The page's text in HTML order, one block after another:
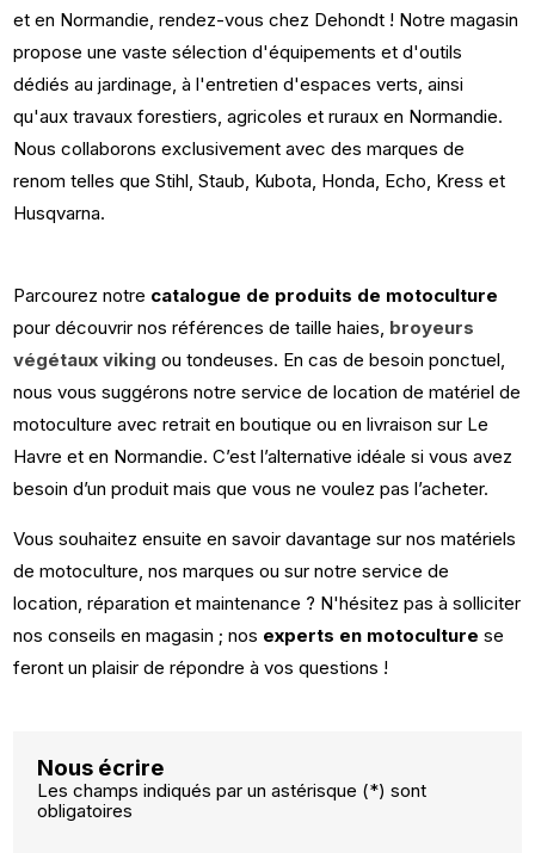
et en Normandie, rendez-vous chez Dehondt ! Notre magasin
propose une vaste sélection d'équipements et d'outils
dédiés au jardinage, à l'entretien d'espaces verts, ainsi
qu'aux travaux forestiers, agricoles et ruraux en Normandie.
Nous collaborons exclusivement avec des marques de
renom telles que Stihl, Staub, Kubota, Honda, Echo, Kress et
Husqvarna.
Parcourez notre catalogue de produits de motoculture
pour découvrir nos références de taille haies, broyeurs
végétaux viking ou tondeuses. En cas de besoin ponctuel,
nous vous suggérons notre service de location de matériel de
motoculture avec retrait en boutique ou en livraison sur Le
Havre et en Normandie. C’est l’alternative idéale si vous avez
besoin d’un produit mais que vous ne voulez pas l’acheter.
Vous souhaitez ensuite en savoir davantage sur nos matériels
de motoculture, nos marques ou sur notre service de
location, réparation et maintenance ? N'hésitez pas à solliciter
nos conseils en magasin ; nos experts en motoculture se
feront un plaisir de répondre à vos questions !
Nous écrire
Les champs indiqués par un astérisque (*) sont
obligatoires